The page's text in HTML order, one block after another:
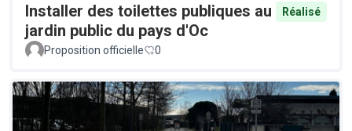
Installer des toilettes publiques au
jardin public du pays d'Oc
Réalisé
Proposition officielle 0